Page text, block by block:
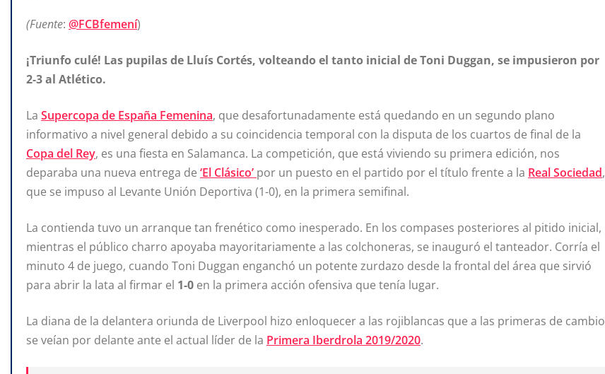
(Fuente: @FCBfemení)
¡Triunfo culé! Las pupilas de Lluís Cortés, volteando el tanto inicial de Toni Duggan, se impusieron por
2-3 al Atlético.
La Supercopa de España Femenina, que desafortunadamente está quedando en un segundo plano
informativo a nivel general debido a su coincidencia temporal con la disputa de los cuartos de final de la
Copa del Rey, es una fiesta en Salamanca. La competición, que está viviendo su primera edición, nos
deparaba una nueva entrega de ‘El Clásico’ por un puesto en el partido por el título frente a la Real Sociedad,
que se impuso al Levante Unión Deportiva (1-0), en la primera semifinal.
La contienda tuvo un arranque tan frenético como inesperado. En los compases posteriores al pitido inicial,
mientras el público charro apoyaba mayoritariamente a las colchoneras, se inauguró el tanteador. Corría el
minuto 4 de juego, cuando Toni Duggan enganchó un potente zurdazo desde la frontal del área que sirvió
para abrir la lata al firmar el 1-0 en la primera acción ofensiva que tenía lugar.
La diana de la delantera oriunda de Liverpool hizo enloquecer a las rojiblancas que a las primeras de cambio
se veían por delante ante el actual líder de la Primera Iberdrola 2019/2020.